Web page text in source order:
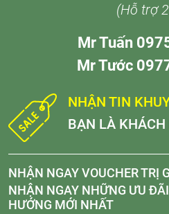
(Hỗ trợ
Mr Tuấn
Mr Tước
NHẬN TIN
BẠN LÀ
NHẬN NGAY VOUCHER TRỊ
NHẬN NGAY NHỮNG ƯU
HƯỚNG MỚI NHẤT